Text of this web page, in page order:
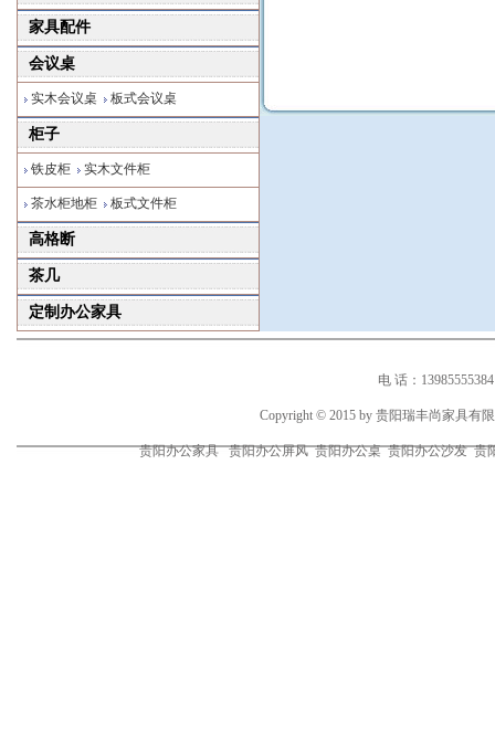
家具配件
会议桌
实木会议桌 板式会议桌
柜子
铁皮柜 实木文件柜
茶水柜地柜 板式文件柜
高格断
茶几
定制办公家具
电 话：
Copyright © 2015 by 贵阳瑞丰尚家具有
贵阳办公家具 贵阳办公屏风 贵阳办公桌 贵阳办公沙发